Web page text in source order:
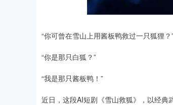
“你可曾在雪山上用酱板鸭救过一只狐狸？
“你是那只白狐？”
“我是那只酱板鸭！”
近日，这段AI短剧《雪山救狐》，以经典